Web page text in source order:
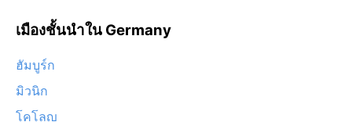
เมืองชั้นนำใน Germany
ฮัมบูร์ก
มิวนิก
โคโลญ